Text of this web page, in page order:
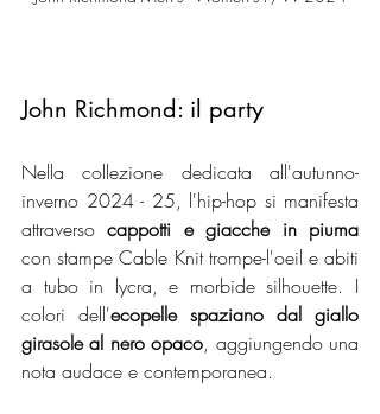
John Richmond: il party
Nella collezione dedicata all'autunno-
inverno 2024 - 25, l'hip-hop si manifesta
attraverso cappotti e giacche in piuma
con stampe Cable Knit trompe-l'oeil e abiti
a tubo in lycra, e morbide silhouette. I
colori dell'ecopelle spaziano dal giallo
girasole al nero opaco, aggiungendo una
nota audace e contemporanea.